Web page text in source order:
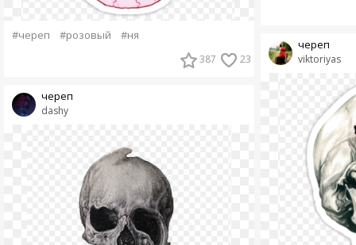
#череп #розовый #ня
387 23
dashy
череп
viktoriyas
череп